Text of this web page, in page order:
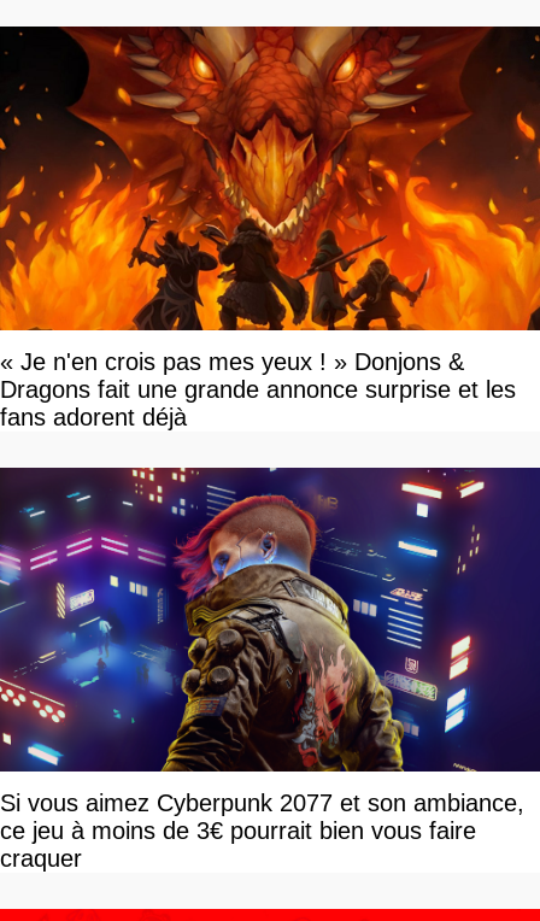
« Je n'en crois pas mes yeux ! » Donjons &
Dragons fait une grande annonce surprise et les
fans adorent déjà
Si vous aimez Cyberpunk 2077 et son ambiance,
ce jeu à moins de 3€ pourrait bien vous faire
craquer